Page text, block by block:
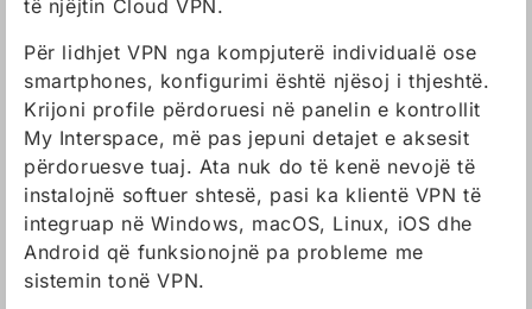
të njëjtin Cloud VPN.
Për lidhjet VPN nga kompjuterë individualë ose
smartphones, konfigurimi është njësoj i thjeshtë.
Krijoni profile përdoruesi në panelin e kontrollit
My Interspace, më pas jepuni detajet e aksesit
përdoruesve tuaj. Ata nuk do të kenë nevojë të
instalojnë softuer shtesë, pasi ka klientë VPN të
integruар në Windows, macOS, Linux, iOS dhe
Android që funksionojnë pa probleme me
sistemin tonë VPN.